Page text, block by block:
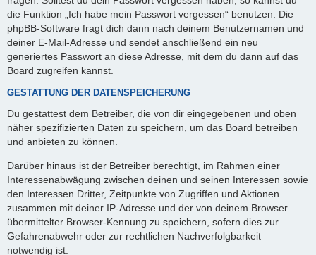
die Funktion „Ich habe mein Passwort vergessen“ benutzen. Die
phpBB-Software fragt dich dann nach deinem Benutzernamen und
deiner E-Mail-Adresse und sendet anschließend ein neu
generiertes Passwort an diese Adresse, mit dem du dann auf das
Board zugreifen kannst.
GESTATTUNG DER DATENSPEICHERUNG
Du gestattest dem Betreiber, die von dir eingegebenen und oben
näher spezifizierten Daten zu speichern, um das Board betreiben
und anbieten zu können.
Darüber hinaus ist der Betreiber berechtigt, im Rahmen einer
Interessenabwägung zwischen deinen und seinen Interessen sowie
den Interessen Dritter, Zeitpunkte von Zugriffen und Aktionen
zusammen mit deiner IP-Adresse und der von deinem Browser
übermittelter Browser-Kennung zu speichern, sofern dies zur
Gefahrenabwehr oder zur rechtlichen Nachverfolgbarkeit
notwendig ist.